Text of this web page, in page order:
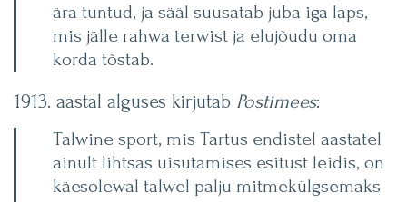
ära tuntud, ja sääl suusatab juba iga laps,
mis jälle rahwa terwist ja elujõudu oma
korda tõstab.
1913. aastal alguses kirjutab Postimees:
Talwine sport, mis Tartus endistel aastatel
ainult lihtsas uisutamises esitust leidis, on
käesolewal talwel palju mitmekülgsemaks